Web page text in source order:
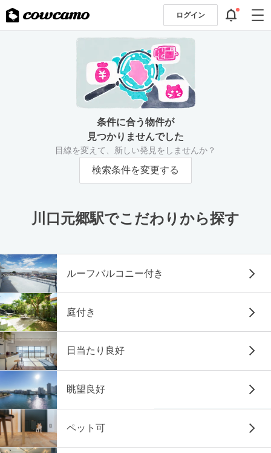
ログイン
条件に合う物件が
見つかりませんでした
目線を変えて、新しい発見をしませんか？
検索条件を変更する
川口元郷駅でこだわりから探す
ルーフバルコニー付き
庭付き
日当たり良好
眺望良好
ペット可